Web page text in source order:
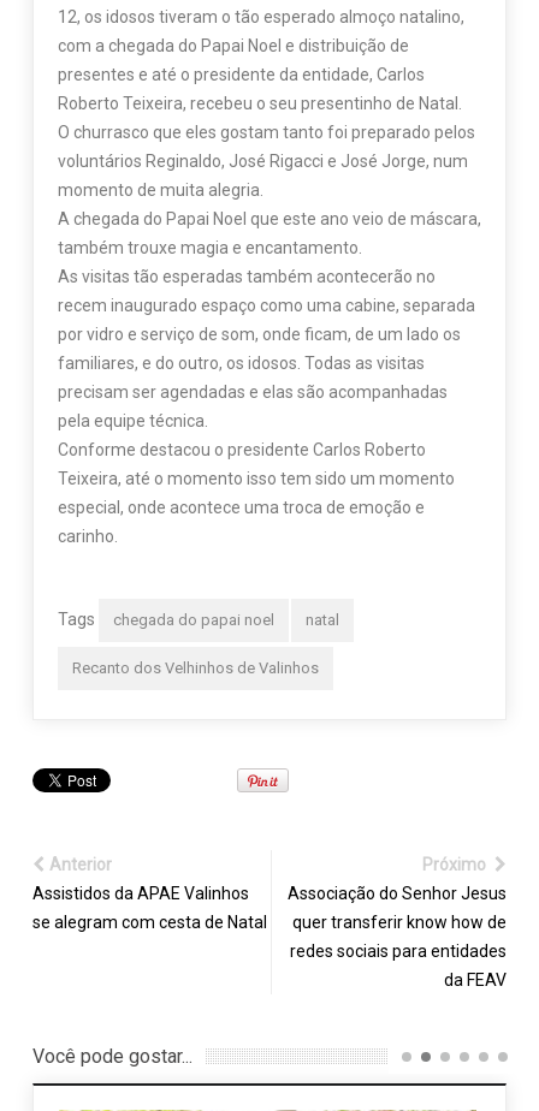
12, os idosos tiveram o tão esperado almoço natalino,
com a chegada do Papai Noel e distribuição de
presentes e até o presidente da entidade, Carlos
Roberto Teixeira, recebeu o seu presentinho de Natal.
O churrasco que eles gostam tanto foi preparado pelos
voluntários Reginaldo, José Rigacci e José Jorge, num
momento de muita alegria.
A chegada do Papai Noel que este ano veio de máscara,
também trouxe magia e encantamento.
As visitas tão esperadas também acontecerão no
recem inaugurado espaço como uma cabine, separada
por vidro e serviço de som, onde ficam, de um lado os
familiares, e do outro, os idosos. Todas as visitas
precisam ser agendadas e elas são acompanhadas
pela equipe técnica.
Conforme destacou o presidente Carlos Roberto
Teixeira, até o momento isso tem sido um momento
especial, onde acontece uma troca de emoção e
carinho.
Tags chegada do papai noel natal
Recanto dos Velhinhos de Valinhos
Anterior
Assistidos da APAE Valinhos
se alegram com cesta de Natal
Próximo
Associação do Senhor Jesus
quer transferir know how de
redes sociais para entidades
da FEAV
Você pode gostar...